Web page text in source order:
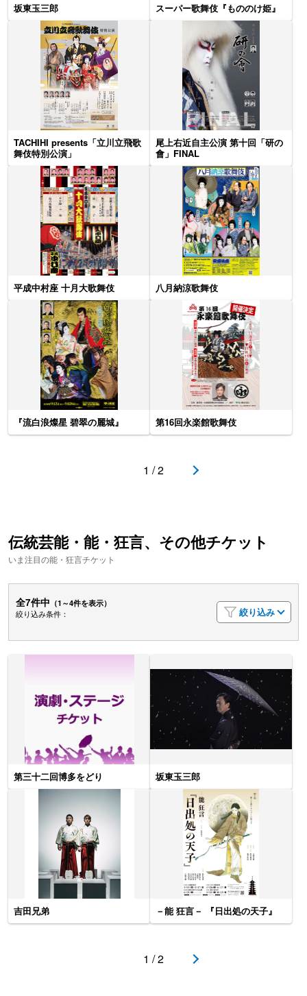
坂東玉三郎 スーパー歌舞伎『もののけ姫』
TACHIHI presents「立川立飛歌
舞伎特別公演」
尾上右近自主公演 第十回「研の
會」FINAL
平成中村座 十月大歌舞伎 八月納涼歌舞伎
『流白浪燦星 碧翠の麗城』 第16回永楽館歌舞伎
1 / 2
伝統芸能・能・狂言、その他チケット
いま注目の能・狂言チケット
全7件中 （1～4件を表示）
絞り込み条件：
絞り込み
第三十二回博多をどり 坂東玉三郎
吉田兄弟 －能 狂言－ 『日出処の天子』
1 / 2